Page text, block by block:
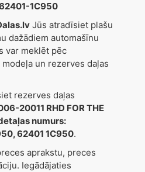
1C950
Jūs atradīsiet plašu
dažādiem automašīnu
var meklēt pēc
un rezerves daļas
rezerves daļas
20011 RHD FOR THE
numurs:
62401 1C950.
aprakstu, preces
Iegādājaties